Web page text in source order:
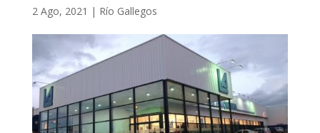
2 Ago, 2021 | Río Gallegos